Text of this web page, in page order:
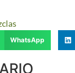
WhatsApp